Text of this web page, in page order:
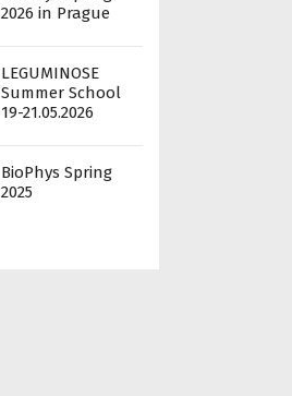
2026 in Prague
LEGUMINOSE
Summer School
19-21.05.2026
BioPhys Spring
2025